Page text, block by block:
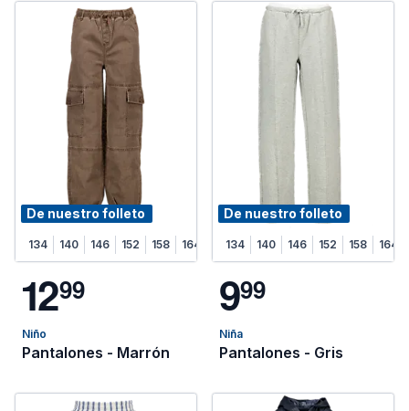
De nuestro folleto
134 140 146 152 158 164
1299
Niño
Pantalones - Marrón
De nuestro folleto
134 140 146 152 158 164
999
Niña
Pantalones - Gris